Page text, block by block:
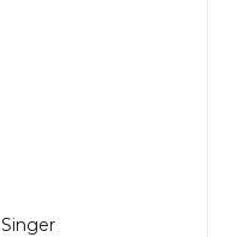
Singer